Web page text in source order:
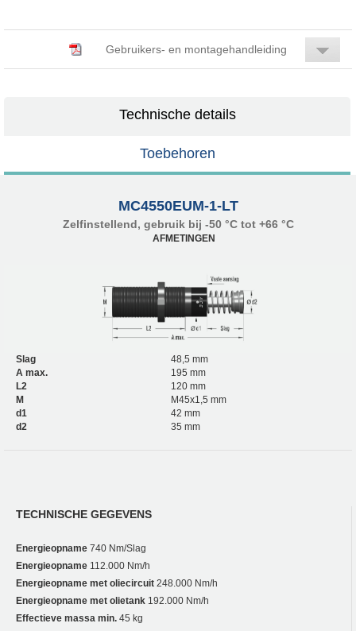
Gebruikers- en montagehandleiding
Technische details
Toebehoren
MC4550EUM-1-LT
Zelfinstellend, gebruik bij -50 °C tot +66 °C
AFMETINGEN
Slag
48,5 mm
A max.
195 mm
L2
120 mm
M
M45x1,5 mm
d1
42 mm
d2
35 mm
TECHNISCHE GEGEVENS
Energieopname 740 Nm/Slag
Energieopname 112.000 Nm/h
Energieopname met oliecircuit 248.000 Nm/h
Energieopname met olietank 192.000 Nm/h
Effectieve massa min. 45 kg